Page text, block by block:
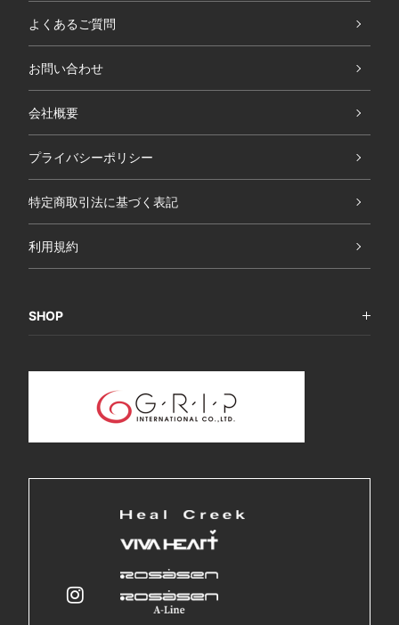
よくあるご質問
お問い合わせ
会社概要
プライバシーポリシー
特定商取引法に基づく表記
利用規約
SHOP